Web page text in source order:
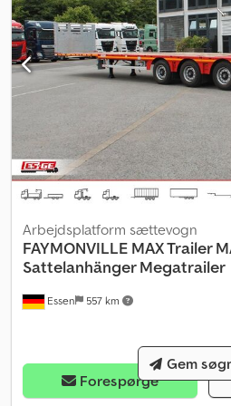
rundtlys, blinkende.
Essen 557 km
Arbejdsplatform sættevogn
FAYMONVILLE MAX Trailer
Sattelanhänger Megatrailer
Forespørge
Gem